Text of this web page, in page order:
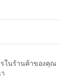
รในร้านค้าของคุณ